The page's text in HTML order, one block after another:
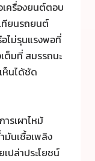
เครื่องยนต์ตอบ
ทียนรถยนต์
อไม่รุนแรงพอที่
ต็มที่ สมรรถนะ
ห็นได้ชัด
รเผาไหม้
มันเชื้อเพลิง
ปล่าประโยชน์